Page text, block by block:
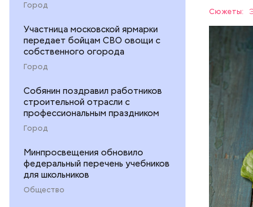
Город
Участница московской ярмарки
передает бойцам СВО овощи с
собственного огорода
Город
Собянин поздравил работников
строительной отрасли с
профессиональным праздником
Город
Минпросвещения обновило
федеральный перечень учебников
для школьников
Общество
Сюжеты: